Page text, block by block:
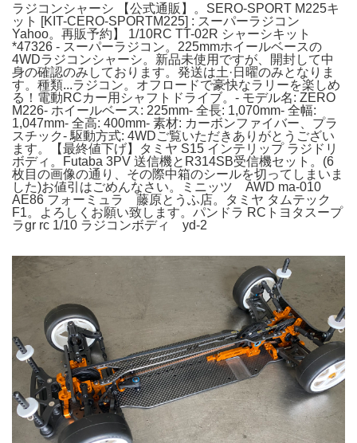
ラジコンシャーシ 【公式通販】。SERO-SPORT M225キ
ット [KIT-CERO-SPORTM225] : スーパーラジコン
Yahoo。再販予約】 1/10RC TT-02R シャーシキット
*47326 - スーパーラジコン。225mmホイールベースの
4WDラジコンシャーシ。新品未使用ですが、開封して中
身の確認のみしております。発送は土·日曜のみとなりま
す。種類...ラジコン。オフロードで豪快なラリーを楽しめ
る！電動RCカー用シャフトドライブ。- モデル名: ZERO
M226- ホイールベース: 225mm- 全長: 1,070mm- 全幅:
1,047mm- 全高: 400mm- 素材: カーボンファイバー、プラ
スチック- 駆動方式: 4WDご覧いただきありがとうござい
ます。【最終値下げ】タミヤ S15 インテリップ ラジドリ
ボディ。Futaba 3PV 送信機とR314SB受信機セット。(6
枚目の画像の通り、その際中箱のシールを切ってしまいま
した)お値引はごめんなさい。ミニッツ AWD ma-010
AE86 フォーミュラ 藤原とうふ店。タミヤ タムテック
F1。よろしくお願い致します。パンドラ RCトヨタスープ
ラgr rc 1/10 ラジコンボディ yd-2